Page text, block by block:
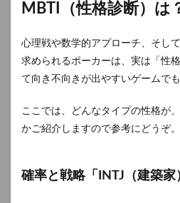
MBTI（性格診断）は
心理戦や数学的アプローチ、そし
求められるポーカーは、実は「性
て向き不向きが出やすいゲームでも
ここでは、どんなタイプの性格が
かご紹介しますので参考にどうぞ。
確率と戦略「INTJ（建築家